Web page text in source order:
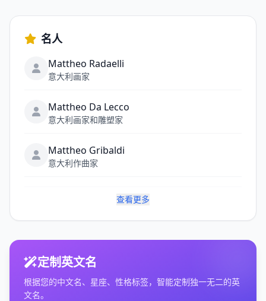
名人
Mattheo Radaelli
意大利画家
Mattheo Da Lecco
意大利画家和雕塑家
Mattheo Gribaldi
意大利作曲家
查看更多
定制英文名
根据您的中文名、星座、性格标签，智能定制独一无二的英
文名。